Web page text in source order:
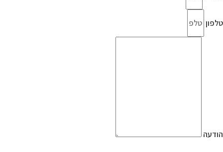
טלפון
הודעה